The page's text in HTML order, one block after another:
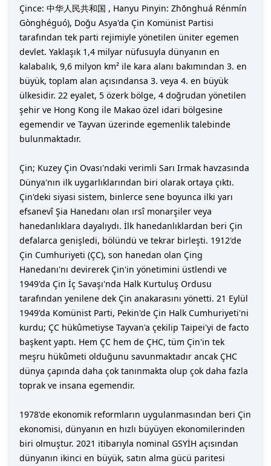
Çince: 中华人民共和国 , Hanyu Pinyin: Zhōnghuá Rénmín
Gònghéguó), Doğu Asya'da Çin Komünist Partisi
tarafından tek parti rejimiyle yönetilen üniter egemen
devlet. Yaklaşık 1,4 milyar nüfusuyla dünyanın en
kalabalık, 9,6 milyon km² ile kara alanı bakımından 3. en
büyük, toplam alan açısındansa 3. veya 4. en büyük
ülkesidir. 22 eyalet, 5 özerk bölge, 4 doğrudan yönetilen
şehir ve Hong Kong ile Makao özel idari bölgesine
egemendir ve Tayvan üzerinde egemenlik talebinde
bulunmaktadır.
Çin; Kuzey Çin Ovası'ndaki verimli Sarı Irmak havzasında
Dünya'nın ilk uygarlıklarından biri olarak ortaya çıktı.
Çin'deki siyasi sistem, binlerce sene boyunca ilki yarı
efsanevî Şia Hanedanı olan ırsî monarşiler veya
hanedanlıklara dayalıydı. İlk hanedanlıklardan beri Çin
defalarca genişledi, bölündü ve tekrar birleşti. 1912'de
Çin Cumhuriyeti (ÇC), son hanedan olan Çing
Hanedanı'nı devirerek Çin'in yönetimini üstlendi ve
1949'da Çin İç Savaşı'nda Halk Kurtuluş Ordusu
tarafından yenilene dek Çin anakarasını yönetti. 21 Eylül
1949'da Komünist Parti, Pekin'de Çin Halk Cumhuriyeti'ni
kurdu; ÇC hükûmetiyse Tayvan'a çekilip Taipei'yi de facto
başkent yaptı. Hem ÇC hem de ÇHC, tüm Çin'in tek
meşru hükûmeti olduğunu savunmaktadır ancak ÇHC
dünya çapında daha çok tanınmakta olup çok daha fazla
toprak ve insana egemendir.
1978'de ekonomik reformların uygulanmasından beri Çin
ekonomisi, dünyanın en hızlı büyüyen ekonomilerinden
biri olmuştur. 2021 itibarıyla nominal GSYİH açısından
dünyanın ikinci en büyük, satın alma gücü paritesi